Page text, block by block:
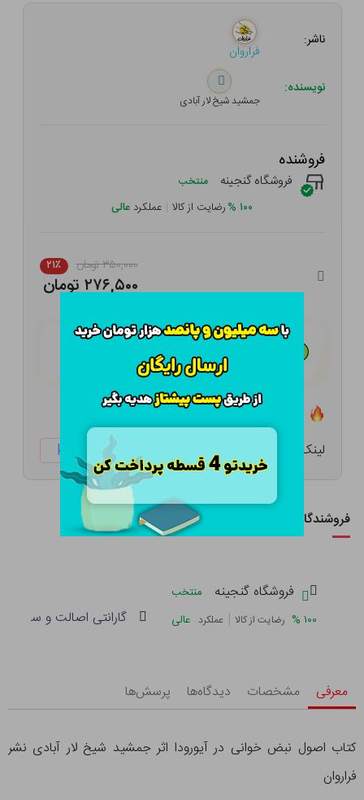
ناشر:
فراروان
نویسنده:
جمشید شیخ لار آبادی
فروشنده
فروشگاه گنجینه منتخب
۱۰۰ %رضایت از کالا | عملکرد عالی
۳۵۰,۰۰۰ تومان ۲۱٪
۲۷۶,۵۰۰ تومان
هـر قسط با تــرب‌پــی:۶۹,۱۲۵ تومان
لینک کوتاه: ketabtala.com/sbp-53629
فروشندگان این کالا
فروشگاه گنجینه
منتخب
۱۰۰ % رضایت از کالا | عملکرد عالی گارانتی اصالت و سلامت
معرفی مشخصات دیدگاه‌ها پرسش‌ها
کتاب اصول نبض خوانی در آیورودا اثر جمشید شیخ لار آبادی نشر
فراروان